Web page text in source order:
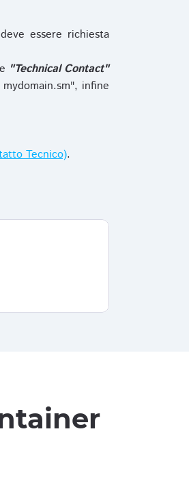
essere richiesta
"Technical Contact"
infine
Tecnico).